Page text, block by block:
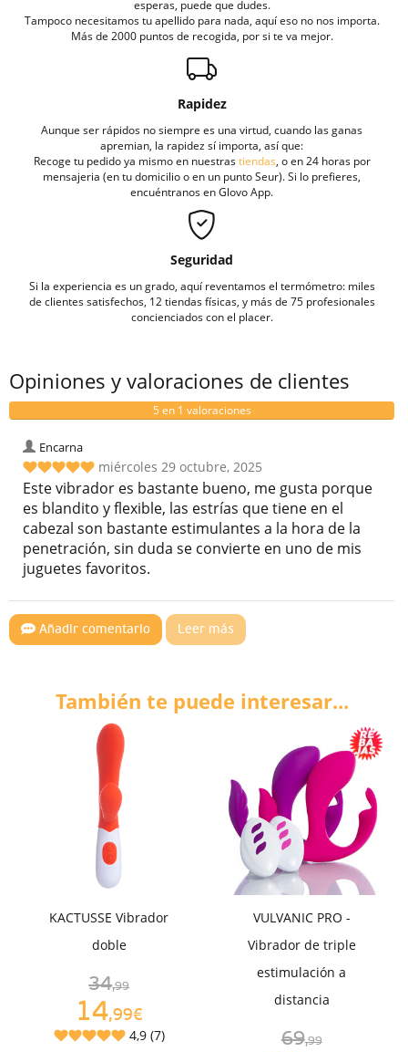
esperas, puede que dudes.
Tampoco necesitamos tu apellido para nada, aquí eso no nos importa.
Más de 2000 puntos de recogida, por si te va mejor.
Rapidez
Aunque ser rápidos no siempre es una virtud, cuando las ganas
apremian, la rapidez sí importa, así que:
Recoge tu pedido ya mismo en nuestrastiendas, o en 24 horas por
mensajeria (en tu domicilio o en un punto Seur). Si lo prefieres,
encuéntranos en Glovo App.
Seguridad
Si la experiencia es un grado, aquí reventamos el termómetro: miles
de clientes satisfechos, 12 tiendas físicas, y más de 75 profesionales
concienciados con el placer.
Opiniones y valoraciones de clientes
5 en 1 valoraciones
Encarna
miércoles 29 octubre, 2025
Este vibrador es bastante bueno, me gusta porque
es blandito y flexible, las estrías que tiene en el
cabezal son bastante estimulantes a la hora de la
penetración, sin duda se convierte en uno de mis
juguetes favoritos.
Añadir comentario Leer más
También te puede interesar...
KACTUSSE Vibrador
doble
34,99
14,99€
4,9 (7)
VULVANIC PRO -
Vibrador de triple
estimulación a
distancia
69,99